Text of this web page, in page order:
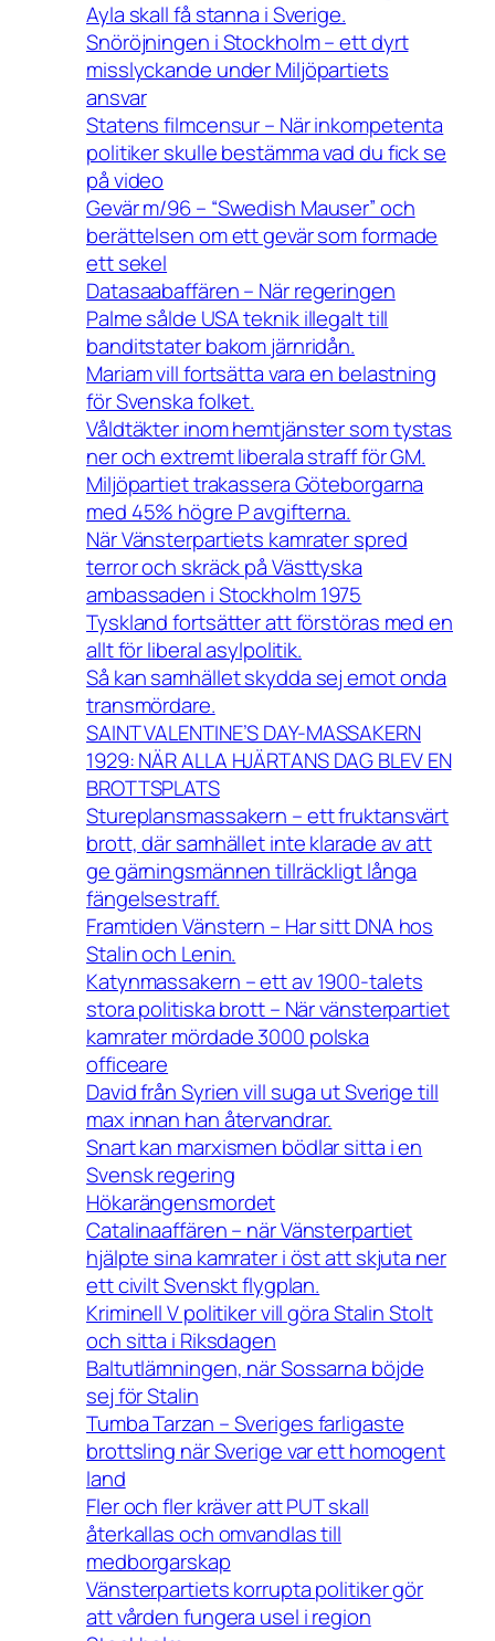
Ayla skall få stanna i Sverige.
Snöröjningen i Stockholm – ett dyrt
misslyckande under Miljöpartiets
ansvar
Statens filmcensur – När inkompetenta
politiker skulle bestämma vad du fick se
på video
Gevär m/96 – “Swedish Mauser” och
berättelsen om ett gevär som formade
ett sekel
Datasaabaffären – När regeringen
Palme sålde USA teknik illegalt till
banditstater bakom järnridån.
Mariam vill fortsätta vara en belastning
för Svenska folket.
Våldtäkter inom hemtjänster som tystas
ner och extremt liberala straff för GM.
Miljöpartiet trakassera Göteborgarna
med 45% högre P avgifterna.
När Vänsterpartiets kamrater spred
terror och skräck på Västtyska
ambassaden i Stockholm 1975
Tyskland fortsätter att förstöras med en
allt för liberal asylpolitik.
Så kan samhället skydda sej emot onda
transmördare.
SAINT VALENTINE’S DAY-MASSAKERN
1929: NÄR ALLA HJÄRTANS DAG BLEV EN
BROTTSPLATS
Stureplansmassakern – ett fruktansvärt
brott, där samhället inte klarade av att
ge gärningsmännen tillräckligt långa
fängelsestraff.
Framtiden Vänstern – Har sitt DNA hos
Stalin och Lenin.
Katynmassakern – ett av 1900-talets
stora politiska brott – När vänsterpartiet
kamrater mördade 3000 polska
officeare
David från Syrien vill suga ut Sverige till
max innan han återvandrar.
Snart kan marxismen bödlar sitta i en
Svensk regering
Hökarängensmordet
Catalinaaffären – när Vänsterpartiet
hjälpte sina kamrater i öst att skjuta ner
ett civilt Svenskt flygplan.
Kriminell V politiker vill göra Stalin Stolt
och sitta i Riksdagen
Baltutlämningen, när Sossarna böjde
sej för Stalin
Tumba Tarzan – Sveriges farligaste
brottsling när Sverige var ett homogent
land
Fler och fler kräver att PUT skall
återkallas och omvandlas till
medborgarskap
Vänsterpartiets korrupta politiker gör
att vården fungera usel i region